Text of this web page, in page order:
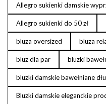
Allegro sukienki damskie
Allegro sukienki do 50 zł
bluza oversized bluza
bluz dla par bluzki
bluzki damskie bawełniane
Bluzki damskie eleganckie